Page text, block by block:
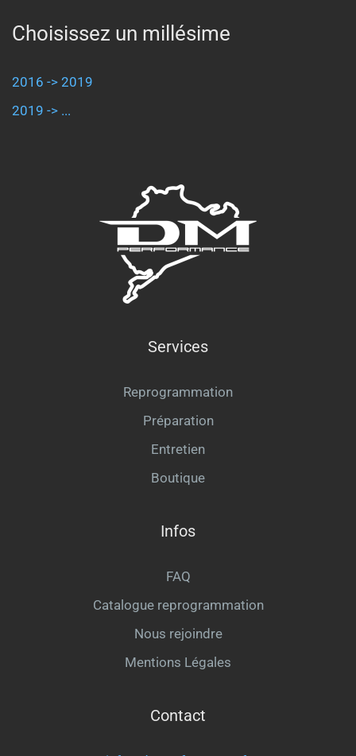
Choisissez un millésime
2016 -> 2019
2019 -> ...
Services
Reprogrammation
Préparation
Entretien
Boutique
Infos
FAQ
Catalogue reprogrammation
Nous rejoindre
Mentions Légales
Contact